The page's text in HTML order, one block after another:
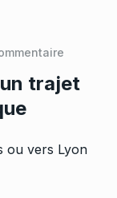
trajet
ou vers Lyon